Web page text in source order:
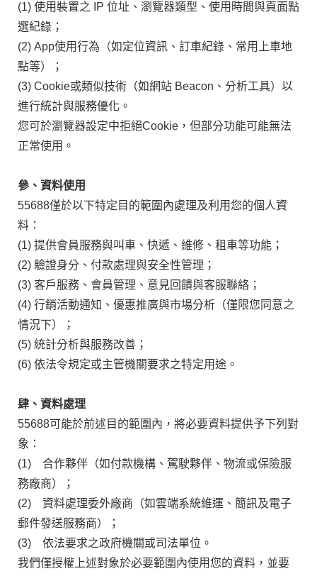
(1) 使用裝置之 IP 位址、瀏覽器類型、使用時間與頁面點
選紀錄；
(2) App使用行為（如定位資訊、訂車紀錄、常用上車地
點等）；
(3) Cookie或類似技術（如網站 Beacon、分析工具）以
進行統計與服務優化。
您可於瀏覽器設定中拒絕Cookie，但部分功能可能無法
正常使用。
參、資料使用
55688僅於以下特定目的範圍內處理及利用您的個人資
料：
(1) 提供會員服務與叫車、快遞、維修、租車等功能；
(2) 驗證身分、付款處理與安全性管理；
(3) 客戶服務、會員管理、意見回饋與客服聯絡；
(4) 行銷活動通知、優惠推廣與市場分析（僅限您同意之
情況下）；
(5) 統計分析與服務改善；
(6) 依法令規定或主管機關要求之特定用途。
肆、資料處理
55688可能於前述目的範圍內，將必要資料提供予下列對
象：
(1) 合作夥伴（如付款機構、駕駛夥伴、物流或保險服
務廠商）；
(2) 資料處理委外廠商（如雲端系統維運、簡訊及電子
郵件發送服務商）；
(3) 依法要求之政府機關或司法單位。
我們僅授權上述對象於必要範圍內使用您的資料，並要